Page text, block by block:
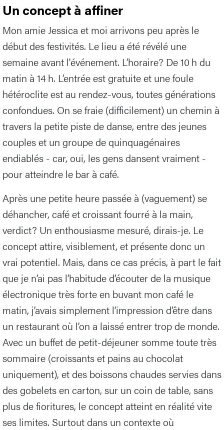
Un concept à affiner
Mon amie Jessica et moi arrivons peu après le
début des festivités. Le lieu a été révélé une
semaine avant l'événement. L’horaire? De 10 h du
matin à 14 h. L’entrée est gratuite et une foule
hétéroclite est au rendez-vous, toutes générations
confondues. On se fraie (difficilement) un chemin à
travers la petite piste de danse, entre des jeunes
couples et un groupe de quinquagénaires
endiablés - car, oui, les gens dansent vraiment -
pour atteindre le bar à café.
Après une petite heure passée à (vaguement) se
déhancher, café et croissant fourré à la main,
verdict? Un enthousiasme mesuré, dirais-je. Le
concept attire, visiblement, et présente donc un
vrai potentiel. Mais, dans ce cas précis, à part le fait
que je n’ai pas l’habitude d’écouter de la musique
électronique très forte en buvant mon café le
matin, j’avais simplement l’impression d’être dans
un restaurant où l’on a laissé entrer trop de monde.
Avec un buffet de petit-déjeuner somme toute très
sommaire (croissants et pains au chocolat
uniquement), et des boissons chaudes servies dans
des gobelets en carton, sur un coin de table, sans
plus de fioritures, le concept atteint en réalité vite
ses limites. Surtout dans un contexte où